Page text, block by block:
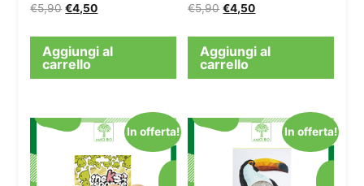
€5,90 €4,50
Aggiungi al
carrello
€5,90 €4,50
Aggiungi al
carrello
In offerta! In offerta!